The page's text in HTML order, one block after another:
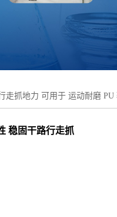
走抓地力 可用于 运动耐磨 PU
稳固干路行走抓